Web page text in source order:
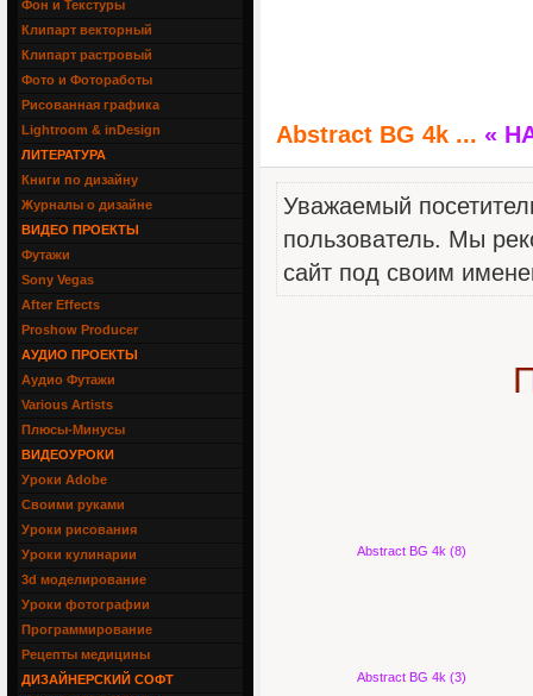
Abstract BG 4k ... «
Уважаемый
пользователь. Мы
сайт под своим
Abstract BG 4k (8)
Abstract BG 4k (3)
Фон и Текстуры
Клипарт векторный
Клипарт растровый
Фото и Фотоработы
Рисованная графика
Lightroom & inDesign
ЛИТЕРАТУРА
Книги по дизайну
Журналы о дизайне
ВИДЕО ПРОЕКТЫ
Футажи
Sony Vegas
After Effects
Proshow Producer
АУДИО ПРОЕКТЫ
Аудио Футажи
Various Artists
Плюсы-Минусы
ВИДЕОУРОКИ
Уроки Adobe
Своими руками
Уроки рисования
Уроки кулинарии
3d моделирование
Уроки фотографии
Программирование
Рецепты медицины
ДИЗАЙНЕРСКИЙ СОФТ